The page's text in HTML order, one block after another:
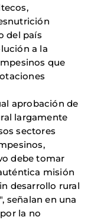
del país
a la
que
aprobación de
largamente
sectores
debe tomar
misión
desarrollo rural
señalan en una
la no